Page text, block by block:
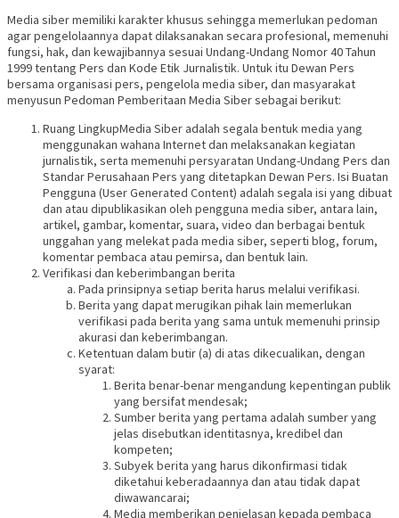
Media siber memiliki karakter khusus sehingga memerlukan pedoman
agar pengelolaannya dapat dilaksanakan secara profesional, memenuhi
fungsi, hak, dan kewajibannya sesuai Undang-Undang Nomor 40 Tahun
1999 tentang Pers dan Kode Etik Jurnalistik. Untuk itu Dewan Pers
bersama organisasi pers, pengelola media siber, dan masyarakat
menyusun Pedoman Pemberitaan Media Siber sebagai berikut:
Ruang LingkupMedia Siber adalah segala bentuk media yang
menggunakan wahana Internet dan melaksanakan kegiatan
jurnalistik, serta memenuhi persyaratan Undang-Undang Pers dan
Standar Perusahaan Pers yang ditetapkan Dewan Pers. Isi Buatan
Pengguna (User Generated Content) adalah segala isi yang dibuat
dan atau dipublikasikan oleh pengguna media siber, antara lain,
artikel, gambar, komentar, suara, video dan berbagai bentuk
unggahan yang melekat pada media siber, seperti blog, forum,
komentar pembaca atau pemirsa, dan bentuk lain.
Verifikasi dan keberimbangan berita
Pada prinsipnya setiap berita harus melalui verifikasi.
Berita yang dapat merugikan pihak lain memerlukan
verifikasi pada berita yang sama untuk memenuhi prinsip
akurasi dan keberimbangan.
Ketentuan dalam butir (a) di atas dikecualikan, dengan
syarat:
Berita benar-benar mengandung kepentingan publik
yang bersifat mendesak;
Sumber berita yang pertama adalah sumber yang
jelas disebutkan identitasnya, kredibel dan
kompeten;
Subyek berita yang harus dikonfirmasi tidak
diketahui keberadaannya dan atau tidak dapat
diwawancarai;
Media memberikan penjelasan kepada pembaca